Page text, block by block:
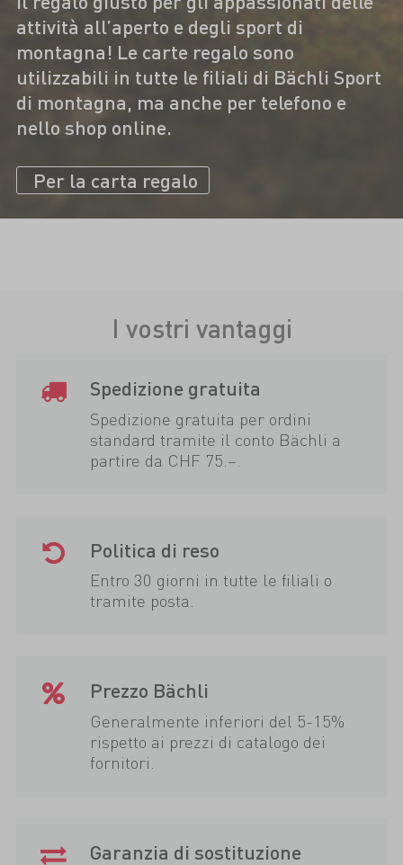
attività all’aperto e degli sport di
montagna! Le carte regalo sono
utilizzabili in tutte le filiali di Bächli Sport
di montagna, ma anche per telefono e
nello shop online.
Per la carta regalo
I vostri vantaggi
Spedizione gratuita
Spedizione gratuita per ordini
standard tramite il conto Bächli a
partire da CHF 75.–.
Politica di reso
Entro 30 giorni in tutte le filiali o
tramite posta.
Prezzo Bächli
Generalmente inferiori del 5-15%
rispetto ai prezzi di catalogo dei
fornitori.
Garanzia di sostituzione